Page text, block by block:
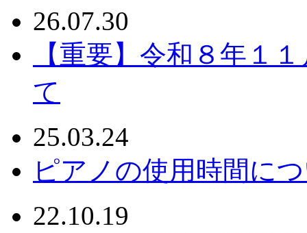
26.07.30
【重要】令和８年１
て
25.03.24
ピアノの使用時間に
22.10.19